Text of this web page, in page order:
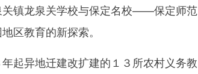
镇龙泉关学校与保定名校——保定师范
区教育的新探索。
异地迁建改扩建的１３所农村义务教